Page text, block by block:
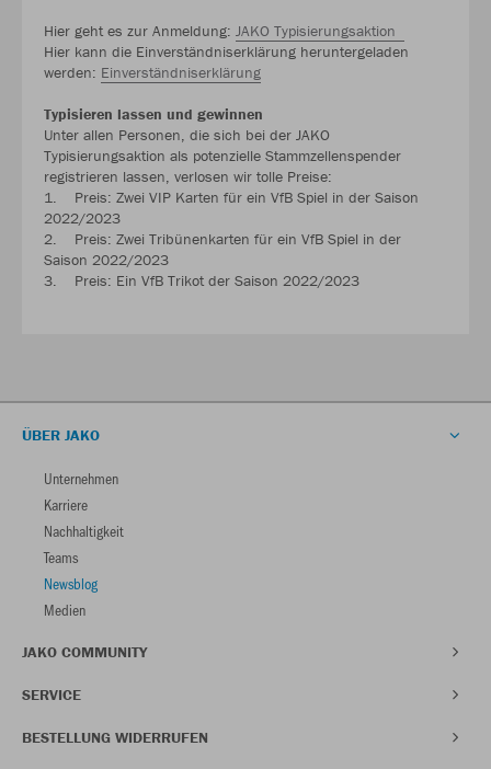
Hier geht es zur Anmeldung: JAKO Typisierungsaktion
Hier kann die Einverständniserklärung heruntergeladen
werden: Einverständniserklärung
Typisieren lassen und gewinnen
Unter allen Personen, die sich bei der JAKO
Typisierungsaktion als potenzielle Stammzellenspender
registrieren lassen, verlosen wir tolle Preise:
1. Preis: Zwei VIP Karten für ein VfB Spiel in der Saison
2022/2023
2. Preis: Zwei Tribünenkarten für ein VfB Spiel in der
Saison 2022/2023
3. Preis: Ein VfB Trikot der Saison 2022/2023
ÜBER JAKO
Unternehmen
Karriere
Nachhaltigkeit
Teams
Newsblog
Medien
JAKO COMMUNITY
SERVICE
BESTELLUNG WIDERRUFEN